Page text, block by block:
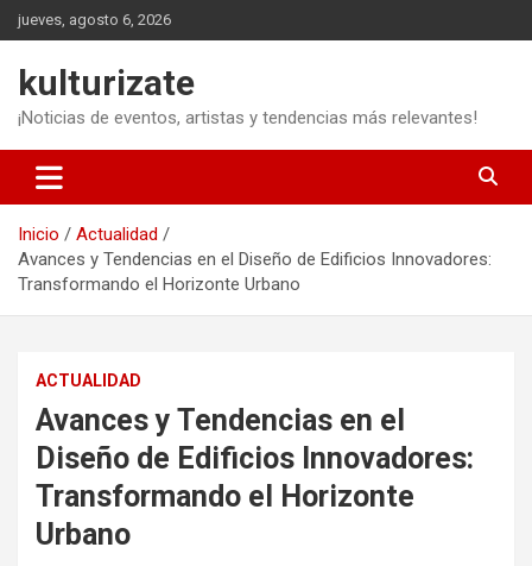
Saltar
al
jueves, agosto 6, 2026
kulturizate
¡Noticias de eventos, artistas y tendencias más relevantes!
Inicio
Actualidad
Avances y Tendencias en el Diseño de Edificios Innovadores:
Transformando el Horizonte Urbano
ACTUALIDAD
Avances y Tendencias en el
Diseño de Edificios Innovadores:
Transformando el Horizonte
Urbano